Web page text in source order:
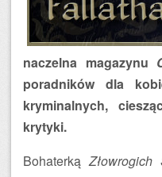
naczelna magazynu
poradników dla
kryminalnych,
krytyki.
BohaterkąZłowrogich